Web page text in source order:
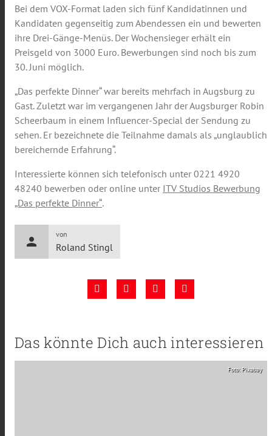
Bei dem VOX-Format laden sich fünf Kandidatinnen und
Kandidaten gegenseitig zum Abendessen ein und bewerten
ihre Drei-Gänge-Menüs. Der Wochensieger erhält ein
Preisgeld von 3000 Euro. Bewerbungen sind noch bis zum
30. Juni möglich.
„Das perfekte Dinner“ war bereits mehrfach in Augsburg zu
Gast. Zuletzt war im vergangenen Jahr der Augsburger Robin
Scheerbaum in einem Influencer-Special der Sendung zu
sehen. Er bezeichnete die Teilnahme damals als „unglaublich
bereichernde Erfahrung“.
Interessierte können sich telefonisch unter 0221 4920
48240 bewerben oder online unter ITV Studios Bewerbung
„Das perfekte Dinner“.
person
von
Roland Stingl
Das könnte Dich auch interessieren
Foto: Pixabay